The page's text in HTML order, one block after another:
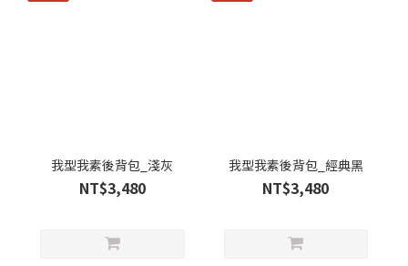
我型我素後背包_淺灰
NT$3,480
我型我素後背包_經典黑
NT$3,480